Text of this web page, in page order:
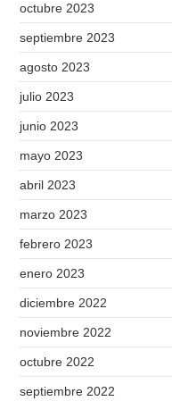
octubre 2023
septiembre 2023
agosto 2023
julio 2023
junio 2023
mayo 2023
abril 2023
marzo 2023
febrero 2023
enero 2023
diciembre 2022
noviembre 2022
octubre 2022
septiembre 2022